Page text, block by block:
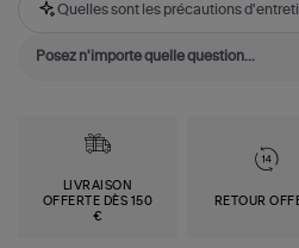
Quelles sont les précautions
LIVRAISON
OFFERTE DÈS 150
€
RETOUR